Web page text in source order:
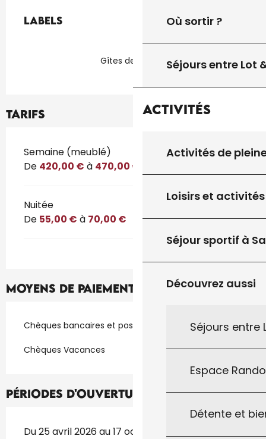
Où sortir ?
Séjours entre Lot
Activités
Activités de
Loisirs et activités
Séjour sportif à
Découvrez aussi
Séjours entre
Espace
Détente et
Labels
Labels
Gîtes de France
Tarifs
Tarifs 2026
Semaine (meublé)
De 420,00 € à 470,00 €
Nuitée
De 55,00 € à 70,00 €
Moyens de paiement
Chèques bancaires et postaux
Chèques Vacances
Périodes d'ouverture
Du 25 avril 2026 au 17 octobre 2026